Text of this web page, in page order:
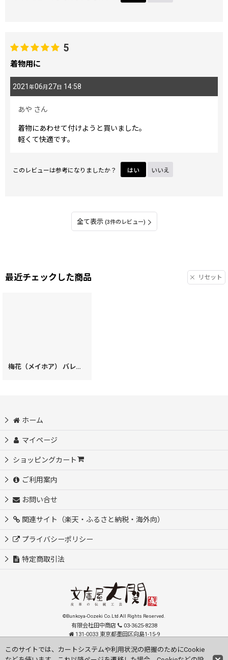
5
着物用に
2021 年06月 27 日 14:58
あや さん
着物にあわせて付けようと買いました。
軽くて快適です。
このレビューは参考になりましたか？ はい いいえ
全て表示 (3件のレビュー)
最近チェックした商品 リセット
梅花（メイホア） バレッタ［t］
ホーム
マイページ
ショッピングカート
ご利用案内
お問い合せ
関連サイト（楽天・ふるさと納税・海外向）
プライバシーポリシー
特定商取引法
©Bunkoya-Oozeki Co.Ltd All Rights Reserved.
有限会社田中商店
03-3625-8238
131-0033 東京都墨田区向島1-15-9
このサイトでは、カートシステムや利用状況の把握のためにCookie